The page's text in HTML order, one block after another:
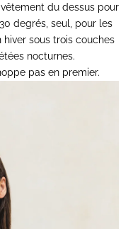
vêtement du dessus pour
degrés, seul, pour les
sous trois couches
nocturnes.
pas en premier.